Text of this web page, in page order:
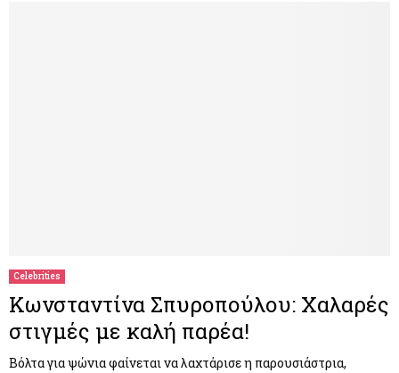
Celebrities
Κωνσταντίνα Σπυροπούλου: Xαλαρές
στιγμές με καλή παρέα!
Βόλτα για ψώνια φαίνεται να λαχτάρισε η παρουσιάστρια,